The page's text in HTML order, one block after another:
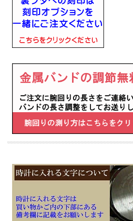
■日常生活用強化防水(10気圧)
■ステンレススチールケース
■ハードレックスガラス
■カレンダー（日付）機能
■ルミブライト（蓄光塗料）：針＋インデックス
■JIS一種耐磁
■キャリバーNo：8T67
・バンド調整可能サイズ：190mm
・小秒針つき
・タキメーターつき
■メーカーの正規国内保証書付き（3年間保証）
※１０文字分の加工費込みの表示価格です
※在庫ありの時１０日間前後（土日祝日は除く）で
※刻印文字はカート内の備考欄に記載ください